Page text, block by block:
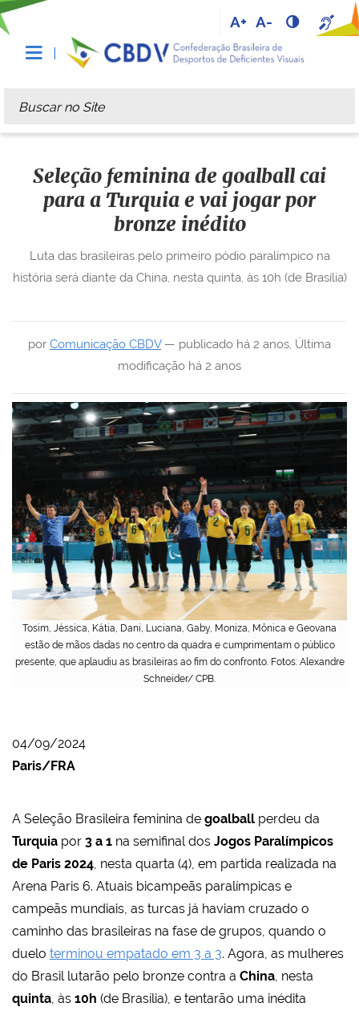
A+ A-
Busca
Busca Avançada…
Tosim, Jéssica, Kátia, Dani, Luciana, Gaby, Moniza, Mônica e Geovana
estão de mãos dadas no centro da quadra e cumprimentam o público
presente, que aplaudiu as brasileiras ao fim do confronto. Fotos: Alexandre
Schneider/ CPB.
Seleção feminina de goalball cai
para a Turquia e vai jogar por
bronze inédito
por Comunicação CBDV— publicado há 2 anos, Última
modificação há 2 anos
Luta das brasileiras pelo primeiro pódio paralímpico na
história será diante da China, nesta quinta, às 10h (de Brasília)
04/09/2024
Paris/FRA
A Seleção Brasileira feminina de goalball perdeu da
Turquia por 3 a 1 na semifinal dos Jogos Paralímpicos
de Paris 2024, nesta quarta (4), em partida realizada na
Arena Paris 6. Atuais bicampeãs paralímpicas e
campeãs mundiais, as turcas já haviam cruzado o
caminho das brasileiras na fase de grupos, quando o
duelo terminou empatado em 3 a 3. Agora, as mulheres
do Brasil lutarão pelo bronze contra a China, nesta
quinta, às 10h (de Brasília), e tentarão uma inédita